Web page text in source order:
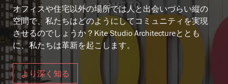
オフィスや住宅以外の場所では人と出会いづらい縦の
空間で、私たちはどのようにしてコミュニティを実現
させるのでしょうか？Kite Studio Architectureととも
に、私たちは革新を起こします。
より深く知る